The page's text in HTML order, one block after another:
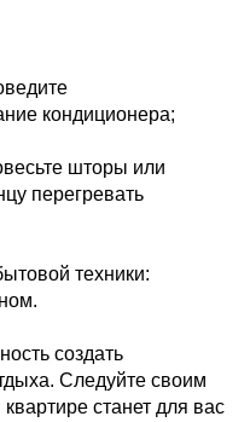
кондиционера;
шторы или
перегревать
техники:
создать
Следуйте своим
станет для вас